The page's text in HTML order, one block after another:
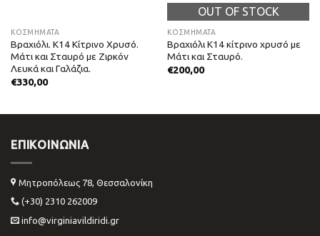
ΚΟΣΜΗΜΑΤΑ
Βραχιόλι. Κ14 Κίτρινο Χρυσό.
Μάτι και Σταυρό με Ζιρκόν
Λευκά και Γαλάζια.
€330,00
OUT OF STOCK
ΚΟΣΜΗΜΑΤΑ
Βραχιόλι Κ14 κίτρινο χρυσό με
Μάτι και Σταυρό.
€200,00
ΕΠΙΚΟΙΝΩΝΊΑ
Μητροπόλεως 78, Θεσσαλονίκη
(+30) 2310 262009
info@virginiavildiridi.gr